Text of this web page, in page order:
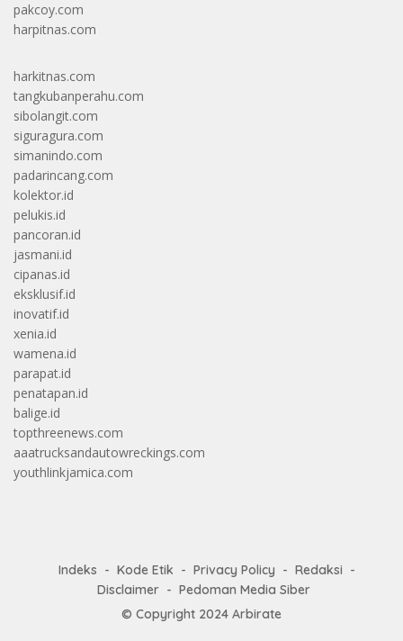
pakcoy.com
harpitnas.com
harkitnas.com
tangkubanperahu.com
sibolangit.com
siguragura.com
simanindo.com
padarincang.com
kolektor.id
pelukis.id
pancoran.id
jasmani.id
cipanas.id
eksklusif.id
inovatif.id
xenia.id
wamena.id
parapat.id
penatapan.id
balige.id
topthreenews.com
aaatrucksandautowreckings.com
youthlinkjamica.com
Indeks Kode Etik Privacy Policy
Redaksi
Disclaimer
Pedoman Media Siber
© Copyright 2024 Arbirate